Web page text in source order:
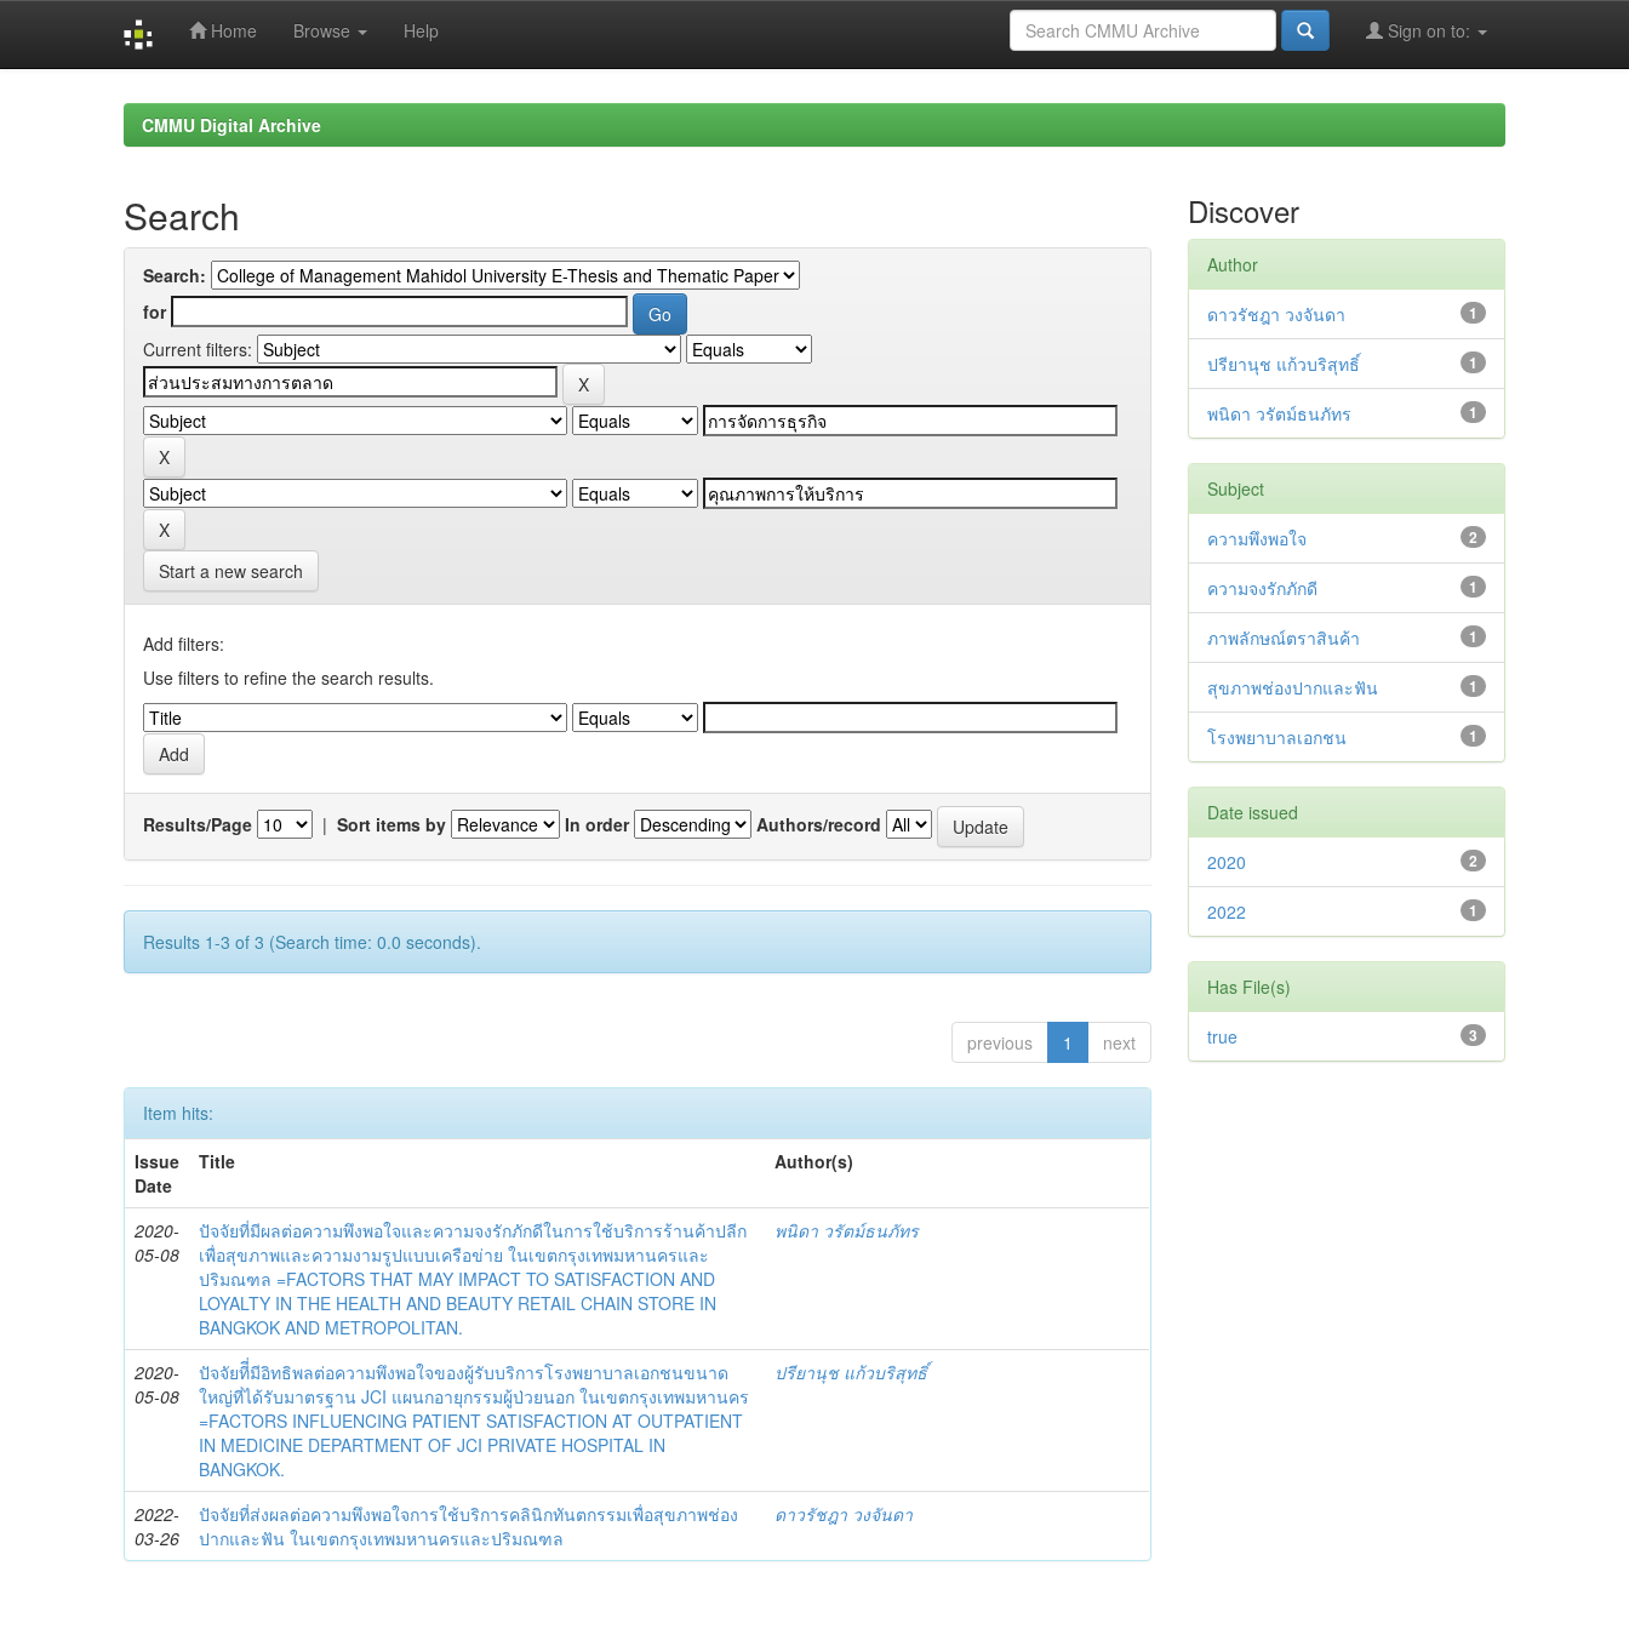
Home Browse Help Sign on to:
CMMU Digital Archive
Search
Search:
for
Current filters:
Start a new search
Add filters:
Use filters to refine the search results.
Results/Page | Sort items by In order Authors/record
Results 1-3 of 3 (Search time: 0.0 seconds).
previous 1 next
Item hits:
Issue
Date
Title Author(s)
2020-
05-08
ปัจจัยที่มีผลต่อความพึงพอใจและความจงรักภักดีในการใช้บริการร้านค้าปลีก
เพื่อสุขภาพและความงามรูปแบบเครือข่าย ในเขตกรุงเทพมหานครและ
ปริมณฑล =FACTORS THAT MAY IMPACT TO SATISFACTION AND
LOYALTY IN THE HEALTH AND BEAUTY RETAIL CHAIN STORE IN
BANGKOK AND METROPOLITAN.
พนิดา วรัตม์ธนภัทร
2020-
05-08
ปัจจัยทีี่มีอิทธิพลต่อความพึงพอใจของผู้รับบริการโรงพยาบาลเอกชนขนาด
ใหญ่ที่ได้รับมาตรฐาน JCI แผนกอายุกรรมผู้ป่วยนอก ในเขตกรุงเทพมหานคร
=FACTORS INFLUENCING PATIENT SATISFACTION AT OUTPATIENT
IN MEDICINE DEPARTMENT OF JCI PRIVATE HOSPITAL IN
BANGKOK.
ปรียานุช แก้วบริสุทธิ์
2022-
03-26
ปัจจัยที่ส่งผลต่อความพึงพอใจการใช้บริการคลินิกทันตกรรมเพื่อสุขภาพช่อง
ปากและฟัน ในเขตกรุงเทพมหานครและปริมณฑล
ดาวรัชฎา วงจันดา
Discover
Author
1
ดาวรัชฎา วงจันดา
1
ปรียานุช แก้วบริสุทธิ์
1
พนิดา วรัตม์ธนภัทร
Subject
2
ความพึงพอใจ
1
ความจงรักภักดี
1
ภาพลักษณ์ตราสินค้า
1
สุขภาพช่องปากและฟัน
1
โรงพยาบาลเอกชน
Date issued
2
2020
1
2022
Has File(s)
3
true